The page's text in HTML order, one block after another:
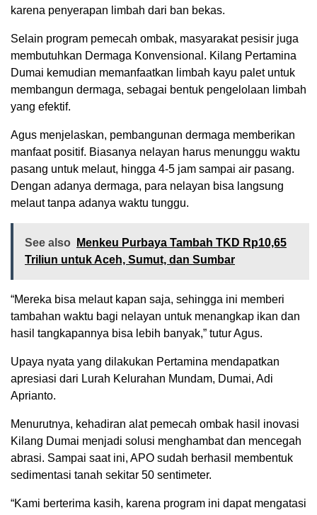
karena penyerapan limbah dari ban bekas.
Selain program pemecah ombak, masyarakat pesisir juga
membutuhkan Dermaga Konvensional. Kilang Pertamina
Dumai kemudian memanfaatkan limbah kayu palet untuk
membangun dermaga, sebagai bentuk pengelolaan limbah
yang efektif.
Agus menjelaskan, pembangunan dermaga memberikan
manfaat positif. Biasanya nelayan harus menunggu waktu
pasang untuk melaut, hingga 4-5 jam sampai air pasang.
Dengan adanya dermaga, para nelayan bisa langsung
melaut tanpa adanya waktu tunggu.
See also
Menkeu Purbaya Tambah TKD Rp10,65
Triliun untuk Aceh, Sumut, dan Sumbar
“Mereka bisa melaut kapan saja, sehingga ini memberi
tambahan waktu bagi nelayan untuk menangkap ikan dan
hasil tangkapannya bisa lebih banyak,” tutur Agus.
Upaya nyata yang dilakukan Pertamina mendapatkan
apresiasi dari Lurah Kelurahan Mundam, Dumai, Adi
Aprianto.
Menurutnya, kehadiran alat pemecah ombak hasil inovasi
Kilang Dumai menjadi solusi menghambat dan mencegah
abrasi. Sampai saat ini, APO sudah berhasil membentuk
sedimentasi tanah sekitar 50 sentimeter.
“Kami berterima kasih, karena program ini dapat mengatasi